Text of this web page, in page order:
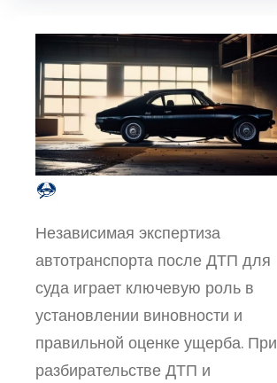
Независимая экспертиза
автотранспорта после ДТП для
суда играет ключевую роль в
установлении виновности и
правильной оценке ущерба. При
разбирательстве ДТП и